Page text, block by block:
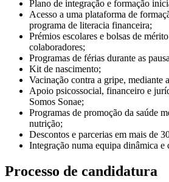
Plano de integração e formação
Acesso a uma plataforma de
programa de literacia financeira;
Prémios escolares e bolsas de
colaboradores;
Programas de férias durante as
Kit de nascimento;
Vacinação contra a gripe, mediante
Apoio psicossocial, financeiro e
Somos Sonae;
Programas de promoção da saúde
nutrição;
Descontos e parcerias em mais de
Integração numa equipa dinâmica e
Processo de candidatura